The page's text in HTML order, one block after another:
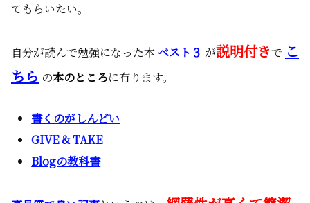
てもらいたい。
自分が読んで勉強になった本 ベスト３ が説明付きで こ
ちら の本のところに有ります。
書くのがしんどい
GIVE & TAKE
Blogの教科書